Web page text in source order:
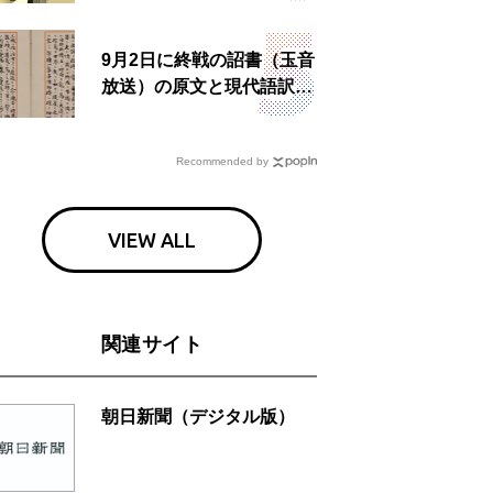
9月2日に終戦の詔書（玉音
放送）の原文と現代語訳を
読む もう一つの「終戦の
Recommended by
VIEW ALL
関連サイト
朝日新聞（デジタル版）